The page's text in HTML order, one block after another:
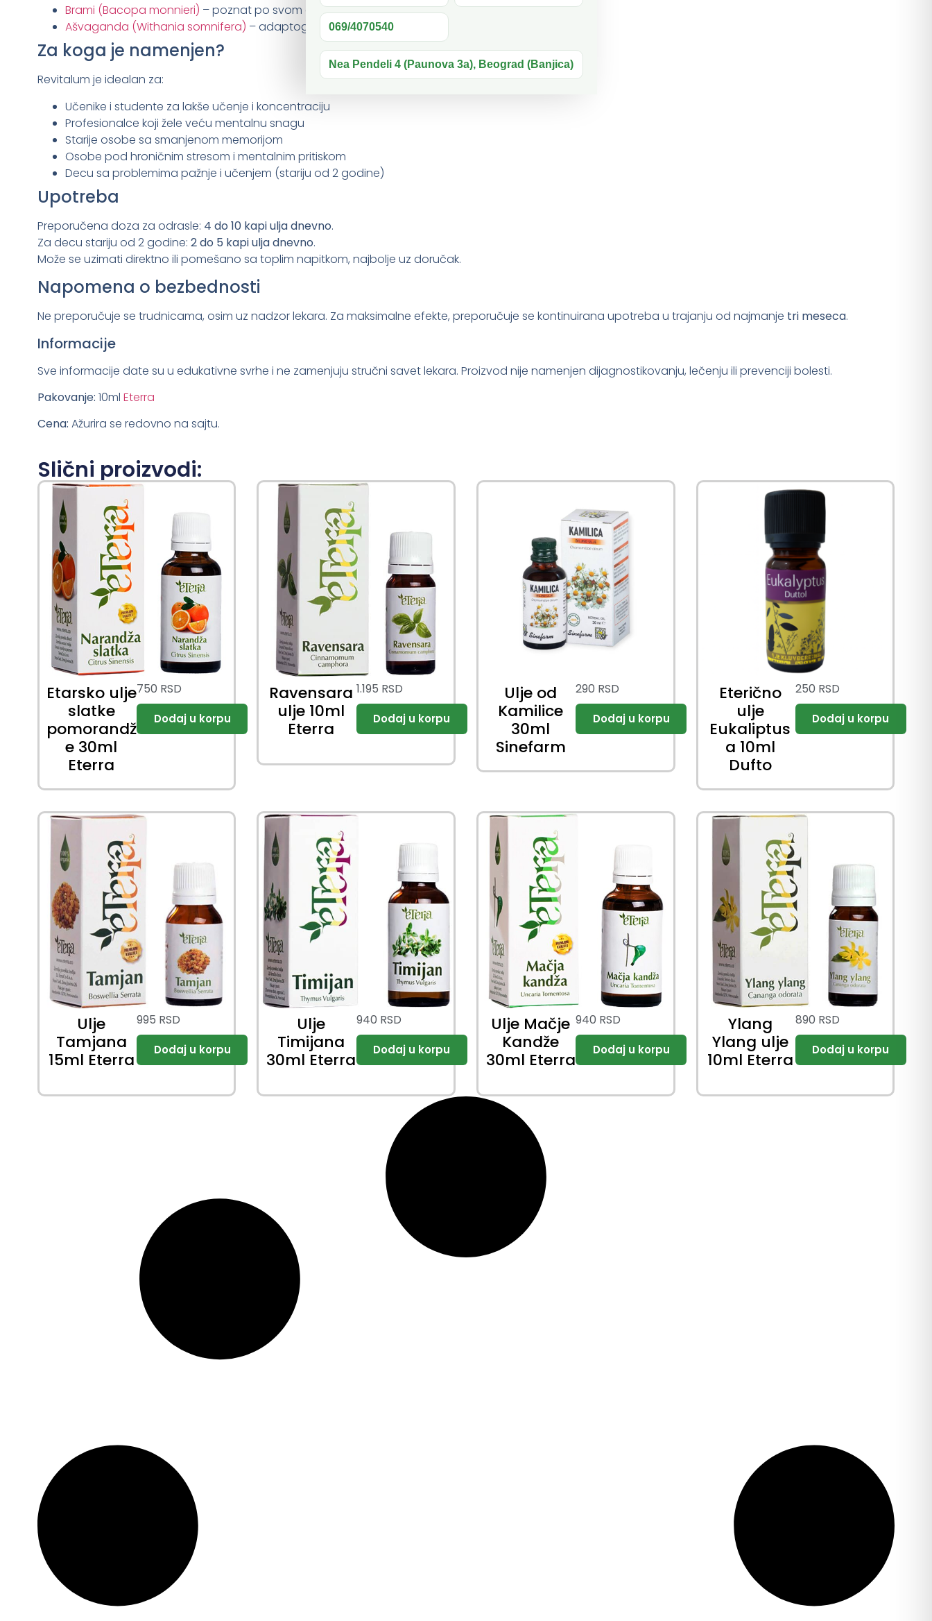
069/4070540
Nea Pendeli 4 (Paunova 3a), Beograd (Banjica)
Brami (Bacopa monnieri) – poznat po svom dejstvu na poboljšanje memorije i učenja
Ašvaganda (Withania somnifera) – adaptogen koji smanjuje stres i podiže energiju
Za koga je namenjen?
Revitalum je idealan za:
Učenike i studente za lakše učenje i koncentraciju
Profesionalce koji žele veću mentalnu snagu
Starije osobe sa smanjenom memorijom
Osobe pod hroničnim stresom i mentalnim pritiskom
Decu sa problemima pažnje i učenjem (stariju od 2 godine)
Upotreba
Preporučena doza za odrasle: 4 do 10 kapi ulja dnevno.
Za decu stariju od 2 godine: 2 do 5 kapi ulja dnevno.
Može se uzimati direktno ili pomešano sa toplim napitkom, najbolje uz doručak.
Napomena o bezbednosti
Ne preporučuje se trudnicama, osim uz nadzor lekara. Za maksimalne efekte, preporučuje se kontinuirana upotreba u trajanju od najmanje tri meseca.
Informacije
Sve informacije date su u edukativne svrhe i ne zamenjuju stručni savet lekara. Proizvod nije namenjen dijagnostikovanju, lečenju ili prevenciji bolesti.
Pakovanje: 10ml Eterra
Cena: Ažurira se redovno na sajtu.
Slični proizvodi:
Etarsko ulje
slatke
pomorandž
e 30ml
Eterra
750 RSD
Ravensara
ulje 10ml
Eterra
1.195 RSD
Ulje od
Kamilice
30ml
Sinefarm
290 RSD
Eterično
ulje
Eukaliptus
a 10ml
Dufto
250 RSD
Ulje
Tamjana
15ml Eterra
995 RSD
Ulje
Timijana
30ml Eterra
940 RSD
Ulje Mačje
Kandže
30ml Eterra
940 RSD
Ylang
Ylang ulje
10ml Eterra
890 RSD